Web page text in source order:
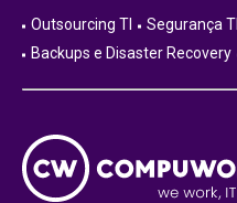
Outsourcing TI Segurança TI
Backups e Disaster Recovery